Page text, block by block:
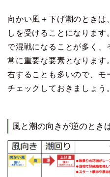
向かい風＋下げ潮のときは
しを受けることになりま
で混戦になることが多く、
常に重要な要素となります
右することも多いので、モ
チェックしておきましょう。
風と潮の向きが逆のとき